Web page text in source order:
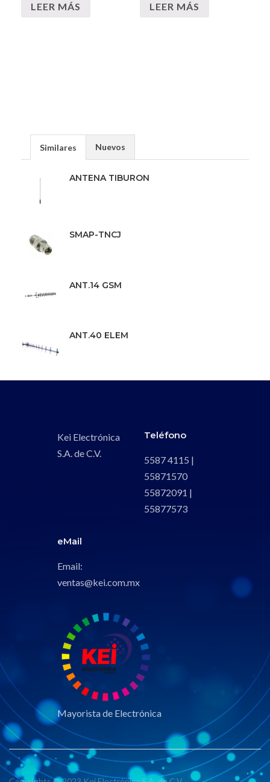
LEER MÁS LEER MÁS
Similares Nuevos
ANTENA TIBURON
SMAP-TNCJ
ANT.14 GSM
ANT.40 ELEM
Kei Electrónica
S.A. de C.V.
Teléfono
5587 4115 |
55871570
55872091 |
55877573
eMail
Email:
ventas@kei.com.mx
Mayorista de Electrónica